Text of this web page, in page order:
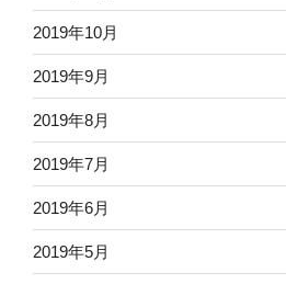
2019年10月
2019年9月
2019年8月
2019年7月
2019年6月
2019年5月